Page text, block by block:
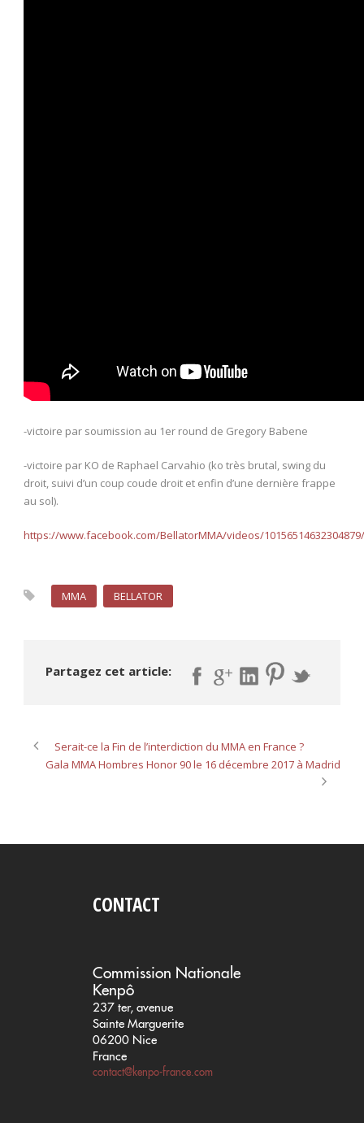
-victoire par soumission au 1er round de Gregory Babene
-victoire par KO de Raphael Carvahio (ko très brutal, swing du
droit, suivi d’un coup coude droit et enfin d’une dernière frappe
au sol).
https://www.facebook.com/BellatorMMA/videos/10156514632304879/
MMA BELLATOR
Partagez cet article:
Serait-ce la Fin de l’interdiction du MMA en France ?
Gala MMA Hombres Honor 90 le 16 décembre 2017 à Madrid
CONTACT
Commission Nationale
Kenpô
237 ter, avenue
Sainte Marguerite
06200 Nice
France
contact@kenpo-france.com